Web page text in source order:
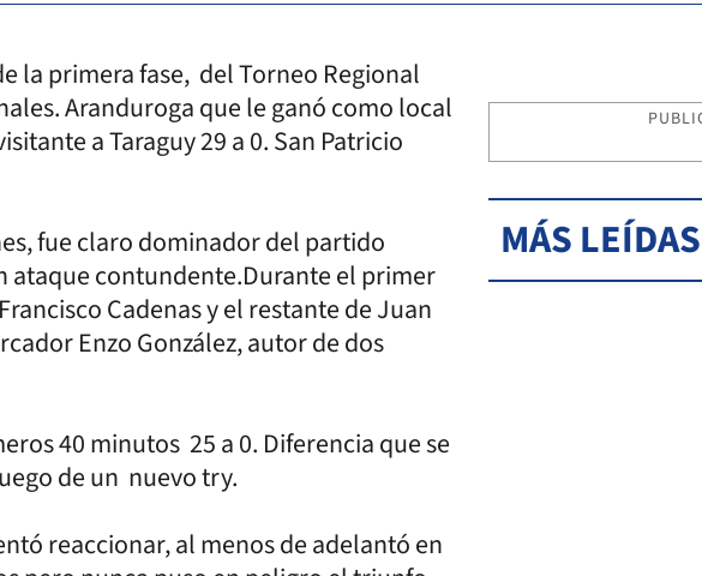
la primera fase, del Torneo Regional
Aranduroga que le ganó como local
a Taraguy 29 a 0. San Patricio
fue claro dominador del partido
ataque contundente.Durante el primer
Cadenas y el restante de Juan
Enzo González, autor de dos
40 minutos 25 a 0. Diferencia que se
de un nuevo try.
reaccionar, al menos de adelantó en
MÁS LEÍDAS